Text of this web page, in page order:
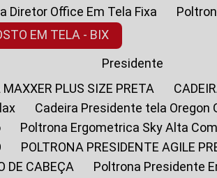
Diretor Office Em Tela Fixa
EM TELA - BIX
Presidente
MAXXER PLUS SIZE PRETA
Cadeira Presidente tela Oregon
Poltrona Ergometrica Sky Alta
POLTRONA PRESIDENTE AGILE
DE CABEÇA
Poltrona Presidente